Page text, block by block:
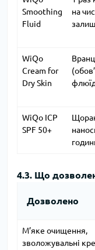
Smoothing
Fluid
на
WiQo
Cream for
Dry Skin
WiQo ICP
SPF 50+
4.3. Що
Дозволено
М’яке очищення,
зволожувальні